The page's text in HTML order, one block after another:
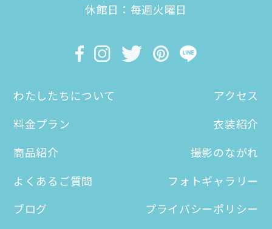
休館日：毎週火曜日
わたしたちについて
アクセス
料金プラン
衣装紹介
商品紹介
撮影のながれ
よくあるご質問
フォトギャラリー
ブログ
プライバシーポリシー